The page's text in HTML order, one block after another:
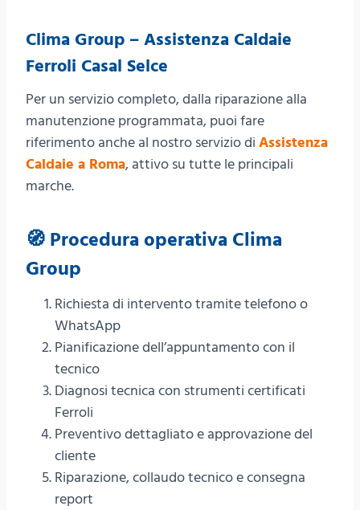
Clima Group – Assistenza Caldaie
Ferroli Casal Selce
Per un servizio completo, dalla riparazione alla
manutenzione programmata, puoi fare
riferimento anche al nostro servizio di Assistenza
Caldaie a Roma, attivo su tutte le principali
marche.
🧭 Procedura operativa Clima
Group
Richiesta di intervento tramite telefono o
WhatsApp
Pianificazione dell’appuntamento con il
tecnico
Diagnosi tecnica con strumenti certificati
Ferroli
Preventivo dettagliato e approvazione del
cliente
Riparazione, collaudo tecnico e consegna
report